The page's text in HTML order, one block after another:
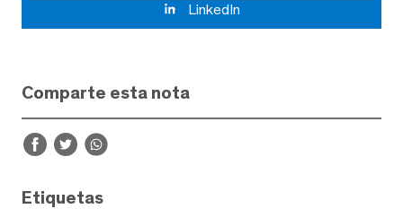
LinkedIn
Comparte esta nota
Etiquetas